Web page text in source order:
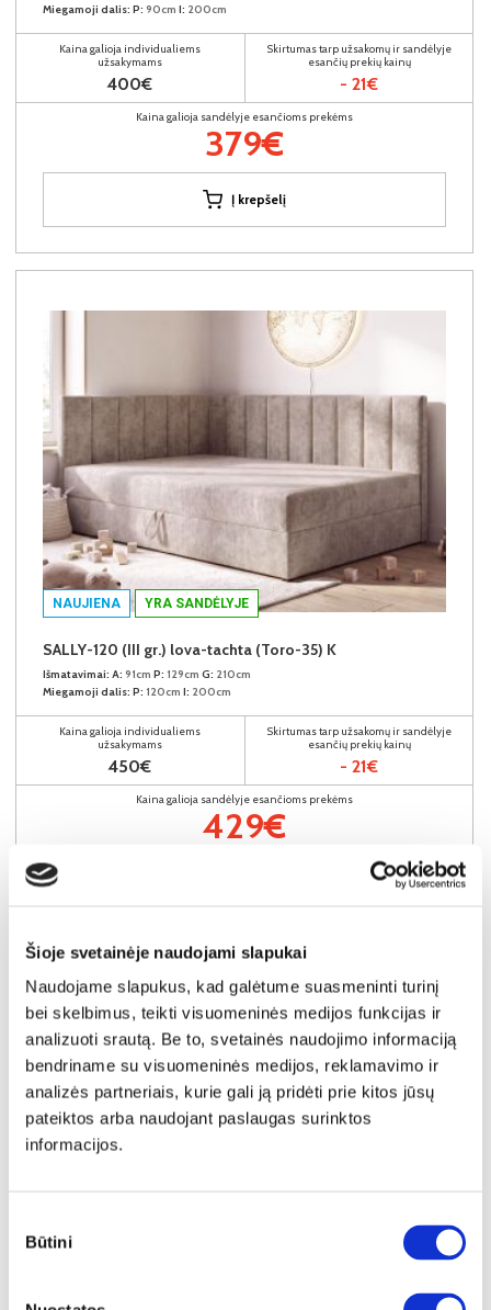
Šioje svetainėje naudojami slapukai
Naudojame slapukus, kad galėtume suasmeninti turinį
bei skelbimus, teikti visuomeninės medijos funkcijas ir
analizuoti srautą. Be to, svetainės naudojimo informaciją
bendriname su visuomeninės medijos, reklamavimo ir
analizės partneriais, kurie gali ją pridėti prie kitos jūsų
pateiktos arba naudojant paslaugas surinktos
informacijos.
pasirinkimas
Būtini
Miegamoji dalis: P: 90cm I: 200cm
Kaina galioja individualiems
užsakymams
400€
Skirtumas tarp užsakomų ir sandėlyje
esančių prekių kainų
- 21€
Kaina galioja sandėlyje esančioms prekėms
379€
Į krepšelį
NAUJIENA YRA SANDĖLYJE
SALLY-120 (III gr.) lova-tachta (Toro-35) K
Išmatavimai: A: 91cm P: 129cm G: 210cm
Miegamoji dalis: P: 120cm I: 200cm
Kaina galioja individualiems
užsakymams
450€
Skirtumas tarp užsakomų ir sandėlyje
esančių prekių kainų
- 21€
Kaina galioja sandėlyje esančioms prekėms
429€